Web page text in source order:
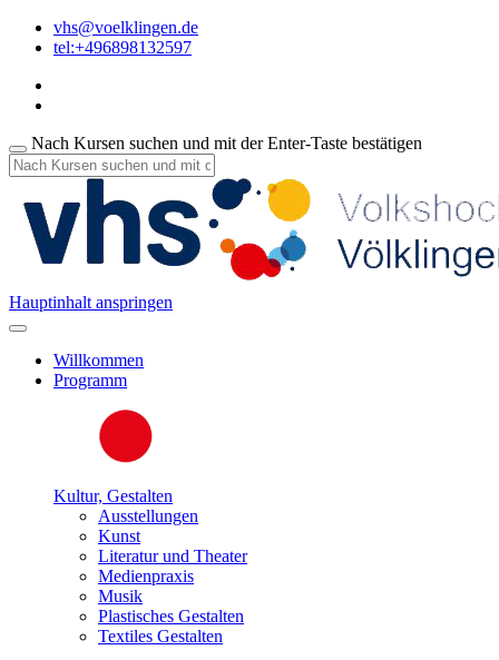
vhs@voelklingen.de
tel:+496898132597
Nach Kursen suchen und mit der Enter-Taste bestätigen
Hauptinhalt anspringen
Willkommen
Programm
Kultur, Gestalten
Ausstellungen
Kunst
Literatur und Theater
Medienpraxis
Musik
Plastisches Gestalten
Textiles Gestalten